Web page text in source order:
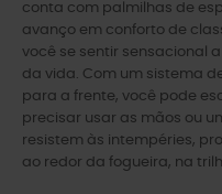
conta com palmilhas de
avanço em conforto de
você se sentir sensacional
da vida. Com um sistema
para a frente, você pode
precisar usar as mãos ou
resistem às intempéries,
ao redor da fogueira, na